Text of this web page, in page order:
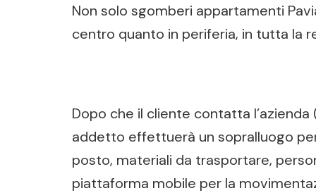
Non solo sgomberi appartamenti
centro quanto in periferia, in tutta la
Dopo che il cliente contatta
addetto effettuerà un sopralluogo
posto, materiali da trasportare,
piattaforma mobile per la